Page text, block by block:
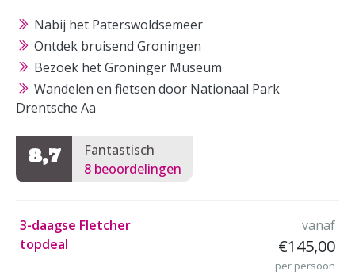
Nabij het Paterswoldsemeer
Ontdek bruisend Groningen
Bezoek het Groninger Museum
Wandelen en fietsen door Nationaal Park
Drentsche Aa
8,7
Fantastisch
8 beoordelingen
3-daagse Fletcher
topdeal
vanaf
€145,00
per persoon